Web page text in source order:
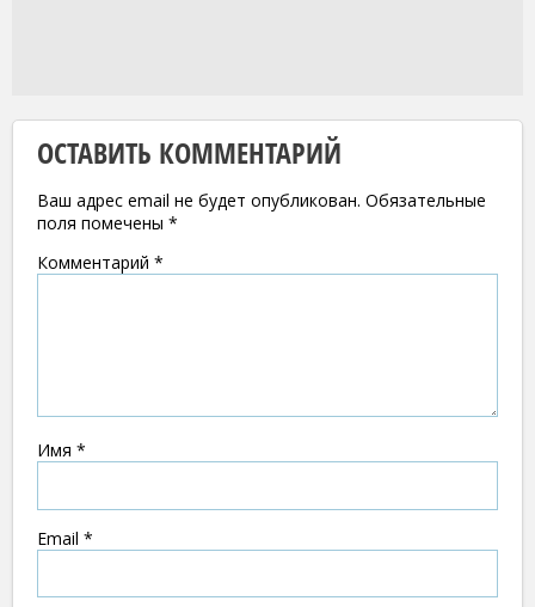
ОСТАВИТЬ КОММЕНТАРИЙ
Ваш адрес email не будет опубликован. Обязательные
поля помечены *
Комментарий *
Имя *
Email *